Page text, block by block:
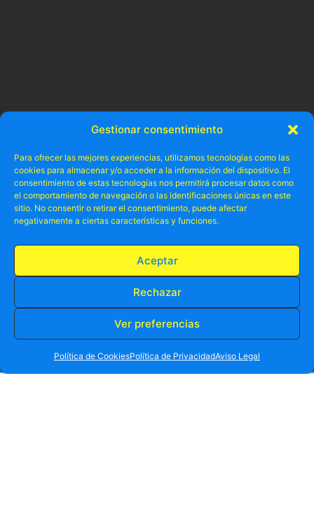
Gestionar consentimiento
Para ofrecer las mejores experiencias, utilizamos tecnologías como las
cookies para almacenar y/o acceder a la información del dispositivo. El
consentimiento de estas tecnologías nos permitirá procesar datos como
el comportamiento de navegación o las identificaciones únicas en este
sitio. No consentir o retirar el consentimiento, puede afectar
negativamente a ciertas características y funciones.
Aceptar
Rechazar
Ver preferencias
Política de CookiesPolítica de PrivacidadAviso Legal
RESERVA TU PLAZA AHORA
WHATSAPP 605 902 902